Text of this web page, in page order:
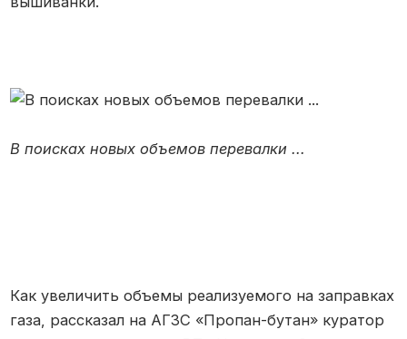
В поисках новых объемов перевалки ...
Как увеличить объемы реализуемого на заправках
газа, рассказал на АГЗС «Пропан-бутан» куратор